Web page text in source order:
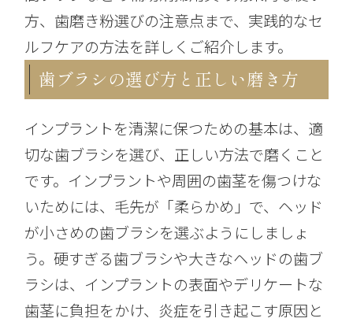
方、歯磨き粉選びの注意点まで、実践的なセ
ルフケアの方法を詳しくご紹介します。
歯ブラシの選び方と正しい磨き方
インプラントを清潔に保つための基本は、適
切な歯ブラシを選び、正しい方法で磨くこと
です。インプラントや周囲の歯茎を傷つけな
いためには、毛先が「柔らかめ」で、ヘッド
が小さめの歯ブラシを選ぶようにしましょ
う。硬すぎる歯ブラシや大きなヘッドの歯ブ
ラシは、インプラントの表面やデリケートな
歯茎に負担をかけ、炎症を引き起こす原因と